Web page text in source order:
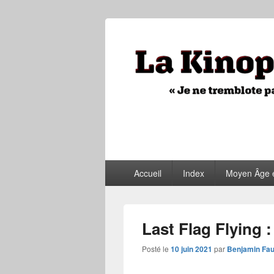
La
principalAccueil Index Moyen Âge
Last Flag Flying
Posté le 10 juin 2021 par Benjamin